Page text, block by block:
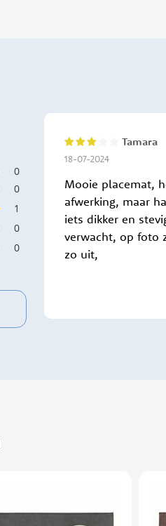
0
0
1
0
0
Tamara
18-07-2024
Mooie placemat,
afwerking, maar
iets dikker en
verwacht, op foto
zo uit,